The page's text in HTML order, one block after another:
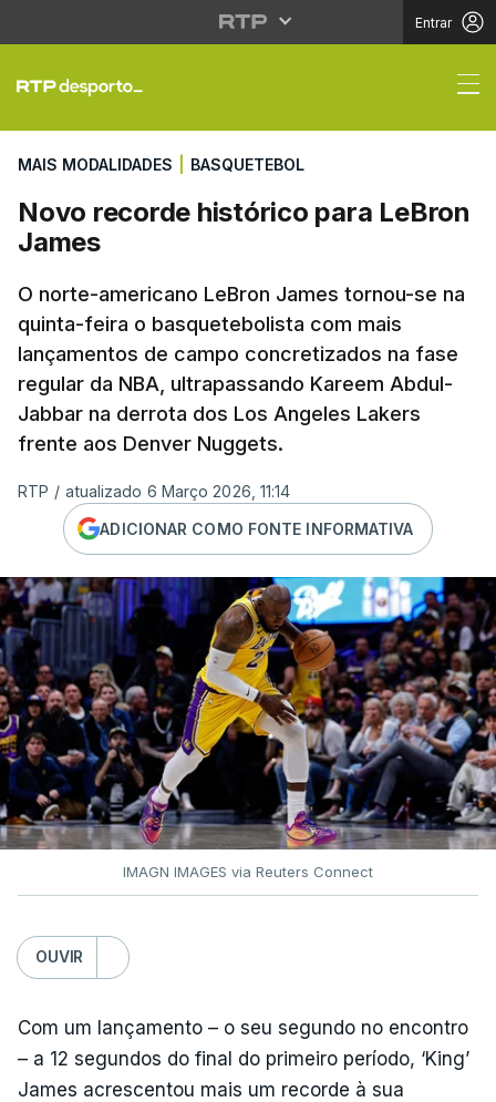
Entrar
Novo recorde
MAIS MODALIDADES BASQUETEBOL
Novo recorde histórico para LeBron
James
O norte-americano LeBron James tornou-se na
quinta-feira o basquetebolista com mais
lançamentos de campo concretizados na fase
regular da NBA, ultrapassando Kareem Abdul-
Jabbar na derrota dos Los Angeles Lakers
frente aos Denver Nuggets.
RTP / atualizado 6 Março 2026, 11:14
ADICIONAR COMO FONTE INFORMATIVA
IMAGN IMAGES via Reuters Connect
OUVIR
Com um lançamento – o seu segundo no encontro
– a 12 segundos do final do primeiro período, ‘King’
James acrescentou mais um recorde à sua